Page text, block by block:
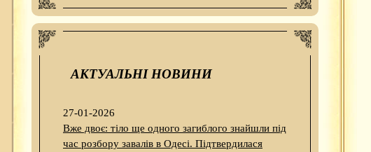
АКТУАЛЬНІ НОВИНИ
27-01-2026
Вже двоє: тіло ще одного загиблого знайшли під
час розбору завалів в Одесі. Підтвердилася